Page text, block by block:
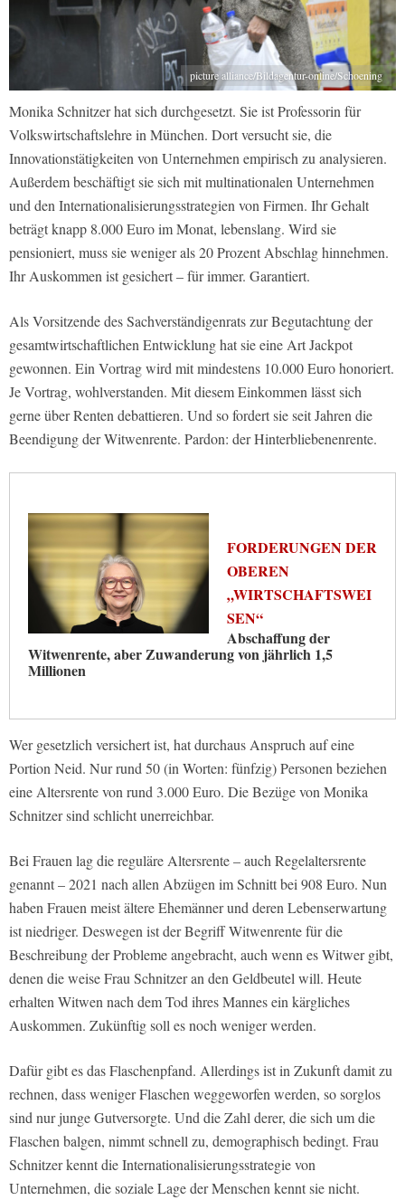
picture alliance/Bildagentur-online/Schoening
Monika Schnitzer hat sich durchgesetzt. Sie ist Professorin für
Volkswirtschaftslehre in München. Dort versucht sie, die
Innovationstätigkeiten von Unternehmen empirisch zu analysieren.
Außerdem beschäftigt sie sich mit multinationalen Unternehmen
und den Internationalisierungsstrategien von Firmen. Ihr Gehalt
beträgt knapp 8.000 Euro im Monat, lebenslang. Wird sie
pensioniert, muss sie weniger als 20 Prozent Abschlag hinnehmen.
Ihr Auskommen ist gesichert – für immer. Garantiert.
Als Vorsitzende des Sachverständigenrats zur Begutachtung der
gesamtwirtschaftlichen Entwicklung hat sie eine Art Jackpot
gewonnen. Ein Vortrag wird mit mindestens 10.000 Euro honoriert.
Je Vortrag, wohlverstanden. Mit diesem Einkommen lässt sich
gerne über Renten debattieren. Und so fordert sie seit Jahren die
Beendigung der Witwenrente. Pardon: der Hinterbliebenenrente.
FORDERUNGEN DER
OBEREN
„WIRTSCHAFTSWEI
SEN“
Abschaffung der
Witwenrente, aber Zuwanderung von jährlich 1,5
Millionen
Wer gesetzlich versichert ist, hat durchaus Anspruch auf eine
Portion Neid. Nur rund 50 (in Worten: fünfzig) Personen beziehen
eine Altersrente von rund 3.000 Euro. Die Bezüge von Monika
Schnitzer sind schlicht unerreichbar.
Bei Frauen lag die reguläre Altersrente – auch Regelaltersrente
genannt – 2021 nach allen Abzügen im Schnitt bei 908 Euro. Nun
haben Frauen meist ältere Ehemänner und deren Lebenserwartung
ist niedriger. Deswegen ist der Begriff Witwenrente für die
Beschreibung der Probleme angebracht, auch wenn es Witwer gibt,
denen die weise Frau Schnitzer an den Geldbeutel will. Heute
erhalten Witwen nach dem Tod ihres Mannes ein kärgliches
Auskommen. Zukünftig soll es noch weniger werden.
Dafür gibt es das Flaschenpfand. Allerdings ist in Zukunft damit zu
rechnen, dass weniger Flaschen weggeworfen werden, so sorglos
sind nur junge Gutversorgte. Und die Zahl derer, die sich um die
Flaschen balgen, nimmt schnell zu, demographisch bedingt. Frau
Schnitzer kennt die Internationalisierungsstrategie von
Unternehmen, die soziale Lage der Menschen kennt sie nicht.